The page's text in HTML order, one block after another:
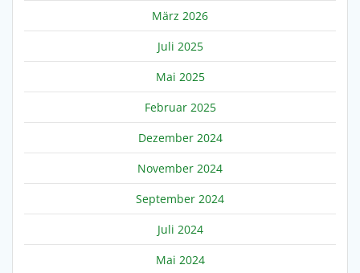
März 2026
Juli 2025
Mai 2025
Februar 2025
Dezember 2024
November 2024
September 2024
Juli 2024
Mai 2024